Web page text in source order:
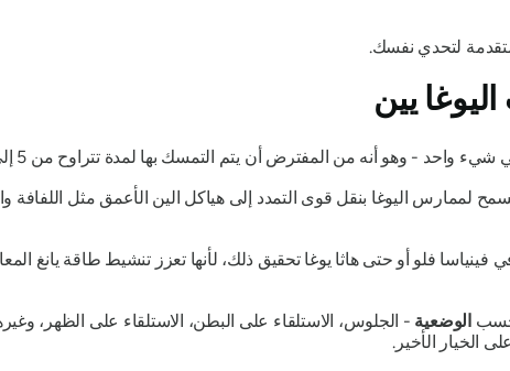
لتحدي نفسك.
يين
شيء واحد - وهو أنه من المفترض أن يتم التمسك بها لمدة تتراوح من 5 إلى 10 دقائق.
اليوغا بنقل قوى التمدد إلى هياكل الين الأعمق مثل اللفافة
فينياسا فلو أو حتى هاثا يوغا تحقيق ذلك، لأنها تعزز تنشيط طاقة يانغ
حسبالوضعية - الجلوس، الاستلقاء على البطن، الاستلقاء على الظهر،
الخيار الأخير.